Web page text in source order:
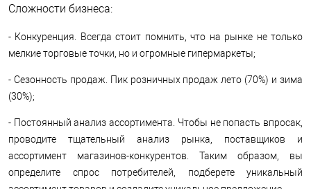
Сложности бизнеса:
- Конкуренция. Всегда стоит помнить, что на рынке не только
мелкие торговые точки, но и огромные гипермаркеты;
- Сезонность продаж. Пик розничных продаж лето (70%) и зима
(30%);
- Постоянный анализ ассортимента. Чтобы не попасть впросак,
проводите тщательный анализ рынка, поставщиков и
ассортимент магазинов-конкурентов. Таким образом, вы
определите спрос потребителей, подберете уникальный